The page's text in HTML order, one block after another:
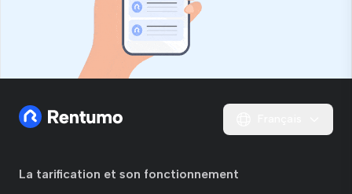
La tarification et son fonctionnement